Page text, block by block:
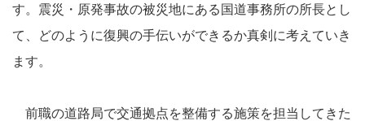
す。震災・原発事故の被災地にある国道事務所の所長とし
て、どのように復興の手伝いができるか真剣に考えていき
ます。
前職の道路局で交通拠点を整備する施策を担当してきた